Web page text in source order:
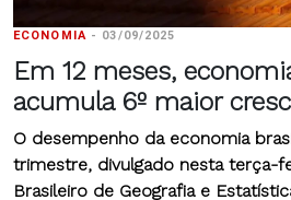
ECONOMIA- 03/09/2025
Em 12 meses,
acumula 6º maior
O desempenho da economia
trimestre, divulgado nesta terça-
Brasileiro de Geografia e